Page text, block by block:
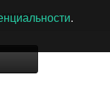
.